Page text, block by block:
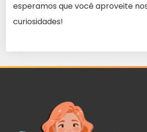
esperamos que você aproveite
curiosidades!